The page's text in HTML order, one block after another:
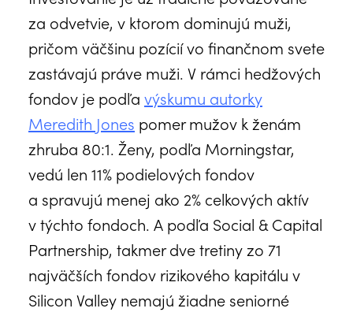
za odvetvie, v ktorom dominujú muži,
pričom väčšinu pozícií vo finančnom svete
zastávajú práve muži. V rámci hedžových
fondov je podľa výskumu autorky
Meredith Jones pomer mužov k ženám
zhruba 80:1. Ženy, podľa Morningstar,
vedú len 11% podielových fondov
a spravujú menej ako 2% celkových aktív
v týchto fondoch. A podľa Social & Capital
Partnership, takmer dve tretiny zo 71
najväčších fondov rizikového kapitálu v
Silicon Valley nemajú žiadne seniorné